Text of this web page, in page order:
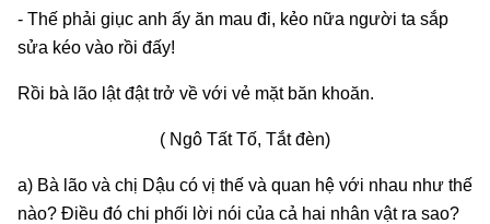
- Thế phải giục anh ấy ăn mau đi, kẻo nữa người ta sắp
sửa kéo vào rồi đấy!
Rồi bà lão lật đật trở về với vẻ mặt băn khoăn.
( Ngô Tất Tố, Tắt đèn)
a) Bà lão và chị Dậu có vị thế và quan hệ với nhau như thế
nào? Điều đó chi phối lời nói của cả hai nhân vật ra sao?